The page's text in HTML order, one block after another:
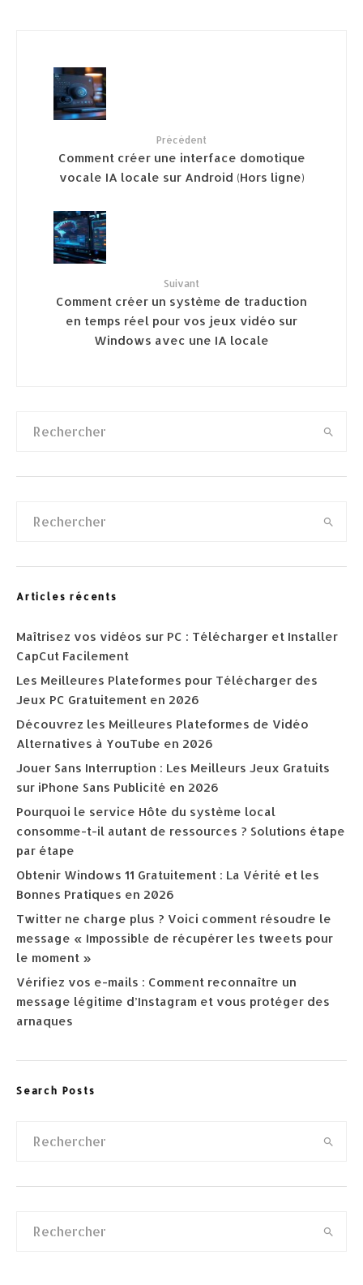
Précédent
Comment créer une interface domotique
vocale IA locale sur Android (Hors ligne)
Suivant
Comment créer un système de traduction
en temps réel pour vos jeux vidéo sur
Windows avec une IA locale
Articles récents
Maîtrisez vos vidéos sur PC : Télécharger et Installer
CapCut Facilement
Les Meilleures Plateformes pour Télécharger des
Jeux PC Gratuitement en 2026
Découvrez les Meilleures Plateformes de Vidéo
Alternatives à YouTube en 2026
Jouer Sans Interruption : Les Meilleurs Jeux Gratuits
sur iPhone Sans Publicité en 2026
Pourquoi le service Hôte du système local
consomme-t-il autant de ressources ? Solutions étape
par étape
Obtenir Windows 11 Gratuitement : La Vérité et les
Bonnes Pratiques en 2026
Twitter ne charge plus ? Voici comment résoudre le
message « Impossible de récupérer les tweets pour
le moment »
Vérifiez vos e-mails : Comment reconnaître un
message légitime d’Instagram et vous protéger des
arnaques
Search Posts